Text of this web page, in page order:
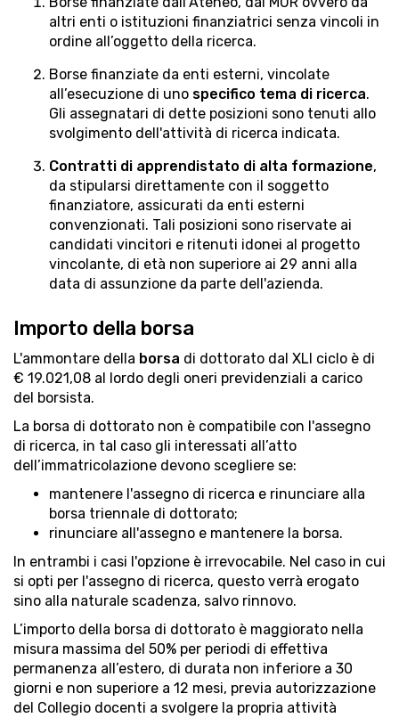
altri enti o istituzioni finanziatrici senza vincoli in
ordine all’oggetto della ricerca.
Borse finanziate da enti esterni, vincolate
all’esecuzione di uno specifico tema di ricerca.
Gli assegnatari di dette posizioni sono tenuti allo
svolgimento dell'attività di ricerca indicata.
Contratti di apprendistato di alta formazione,
da stipularsi direttamente con il soggetto
finanziatore, assicurati da enti esterni
convenzionati. Tali posizioni sono riservate ai
candidati vincitori e ritenuti idonei al progetto
vincolante, di età non superiore ai 29 anni alla
data di assunzione da parte dell'azienda.
Importo della borsa
L'ammontare della borsa di dottorato dal XLI ciclo è di
€ 19.021,08 al lordo degli oneri previdenziali a carico
del borsista.
La borsa di dottorato non è compatibile con l'assegno
di ricerca, in tal caso gli interessati all’atto
dell’immatricolazione devono scegliere se:
mantenere l'assegno di ricerca e rinunciare alla
borsa triennale di dottorato;
rinunciare all'assegno e mantenere la borsa.
In entrambi i casi l'opzione è irrevocabile. Nel caso in cui
si opti per l'assegno di ricerca, questo verrà erogato
sino alla naturale scadenza, salvo rinnovo.
L’importo della borsa di dottorato è maggiorato nella
misura massima del 50% per periodi di effettiva
permanenza all’estero, di durata non inferiore a 30
giorni e non superiore a 12 mesi, previa autorizzazione
del Collegio docenti a svolgere la propria attività